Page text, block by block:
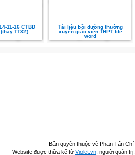
11-16 CTBD
TT32)
Tài liệu bồi dưỡng thường
xuyên giáo viên THPT file
word
Bản quyền thuộc về Phan Tấn Chí
Website được thừa kế từ Violet.vn, người quản trị: